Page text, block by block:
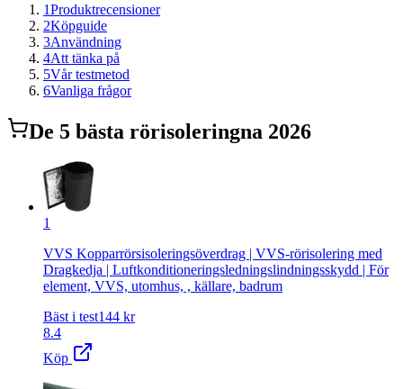
1Produktrecensioner
2Köpguide
3Användning
4Att tänka på
5Vår testmetod
6Vanliga frågor
De 5 bästa rörisoleringna 2026
1
VVS Kopparrörsisoleringsöverdrag | VVS-rörisolering med
Dragkedja | Luftkonditioneringsledningslindningsskydd | För
element, VVS, utomhus, , källare, badrum
Bäst i test144 kr
8.4
Köp